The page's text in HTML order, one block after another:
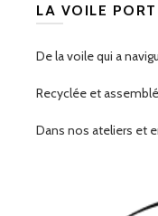
LA VOILE
De la voile qui a
Recyclée et
Dans nos ateliers et